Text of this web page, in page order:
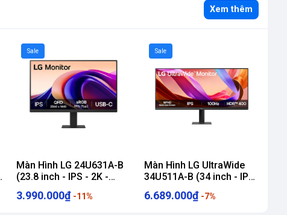
Xem thêm
Sale
Màn Hình LG 24U631A-B
(23.8 inch - IPS - 2K -
100Hz - 5ms)
3.990.000₫ -11%
Sale
Màn Hình LG UltraWide
34U511A-B (34 inch - IPS
- WFHD - 100Hz - 1ms)
6.689.000₫ -7%